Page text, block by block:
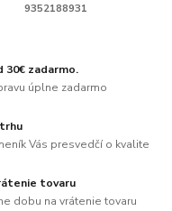
9352188931
30€ zadarmo.
úplne zadarmo
Vás presvedčí o kvalite
tovaru
dobu na vrátenie tovaru